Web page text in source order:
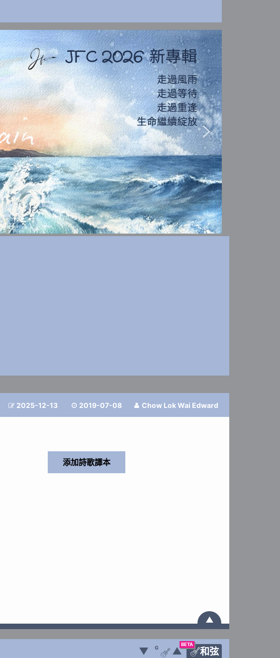
 2025-12-13  2019-07-08  Chow Lok Wai Edward
▲
BETA
和弦
▼ G
 ▲